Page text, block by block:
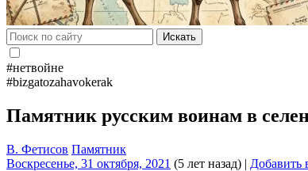
Искать
#нетвойне
#bizgatozahavokerak
Памятник русским воинам в
В. Фетисов Памятник
Воскресенье, 31 октября, 2021 (5 лет назад) | Добавить